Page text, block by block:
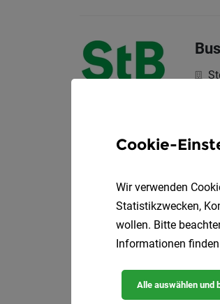
Cookie-
Wir verwenden
Statistikzwecken,
wollen. Bitte
Informationen
Alle auswählen und